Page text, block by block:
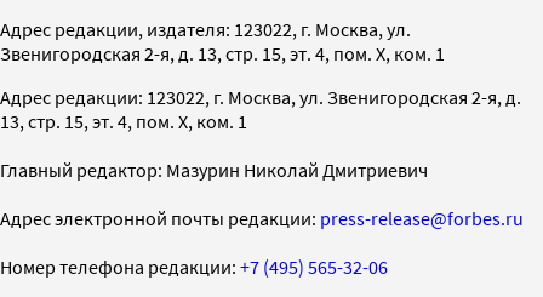
Адрес редакции, издателя: 123022, г. Москва, ул.
Звенигородская 2-я, д. 13, стр. 15, эт. 4, пом. X, ком. 1
Адрес редакции: 123022, г. Москва, ул. Звенигородская 2-я, д.
13, стр. 15, эт. 4, пом. X, ком. 1
Главный редактор: Мазурин Николай Дмитриевич
Адрес электронной почты редакции: press-release@forbes.ru
Номер телефона редакции: +7 (495) 565-32-06